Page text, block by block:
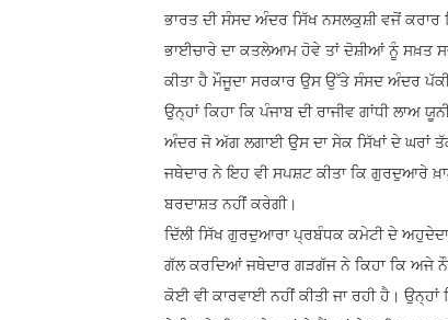
ਭਾਰਤ ਦੀ ਸੰਸਦ ਅੰਦਰ ਸਿੱਖ ਨਸਲਕੁਸ਼ੀ ਵਜੋਂ ਕਰਾਰ
ਭਾਈਚਾਰੇ ਦਾ ਕਤਲੇਆਮ ਹੋਵੇ ਤਾਂ ਦੋਸ਼ੀਆਂ ਨੂੰ ਸਖ਼ਤ
ਕੀਤਾ ਹੈ ਮੌਜੂਦਾ ਸਰਕਾਰ ਉਸ ਉੱਤੇ ਸੰਸਦ ਅੰਦਰ
ਉਨ੍ਹਾਂ ਕਿਹਾ ਕਿ ਪੰਜਾਬ ਦੀ ਰਾਜੀਵ ਗਾਂਧੀ ਲਾਅ
ਅੰਦਰ ਜੋ ਅੱਗ ਲਗਾਈ ਉਸ ਦਾ ਸੇਕ ਸਿੱਖਾਂ ਦੇ ਘਰਾਂ
ਜਥੇਦਾਰ ਨੇ ਇਹ ਵੀ ਸਪਸ਼ਟ ਕੀਤਾ ਕਿ ਗੁਰਦੁਆਰੇ
ਬਰਦਾਸ਼ਤ ਨਹੀਂ ਕਰੇਗੀ।
ਦਿੱਲੀ ਸਿੱਖ ਗੁਰਦੁਆਰਾ ਪ੍ਰਬੰਧਕ ਕਮੇਟੀ ਦੇ
ਗੱਲ ਕਰਦਿਆਂ ਜਥੇਦਾਰ ਗੜਗੱਜ ਨੇ ਕਿਹਾ ਕਿ ਅਜੇ ਨੌਵੇਂ
ਕੋਈ ਵੀ ਕਾਰਵਾਈ ਨਹੀਂ ਕੀਤੀ ਜਾ ਰਹੀ ਹੈ।